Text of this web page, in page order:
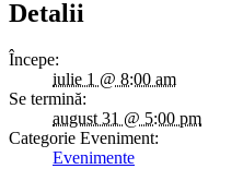
Detalii
Începe:
iulie 1 @ 8:00 am
Se termină:
august 31 @ 5:00 pm
Categorie Eveniment:
Evenimente